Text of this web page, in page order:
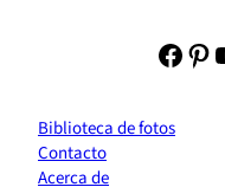
Biblioteca de fotos
Contacto
Acerca de